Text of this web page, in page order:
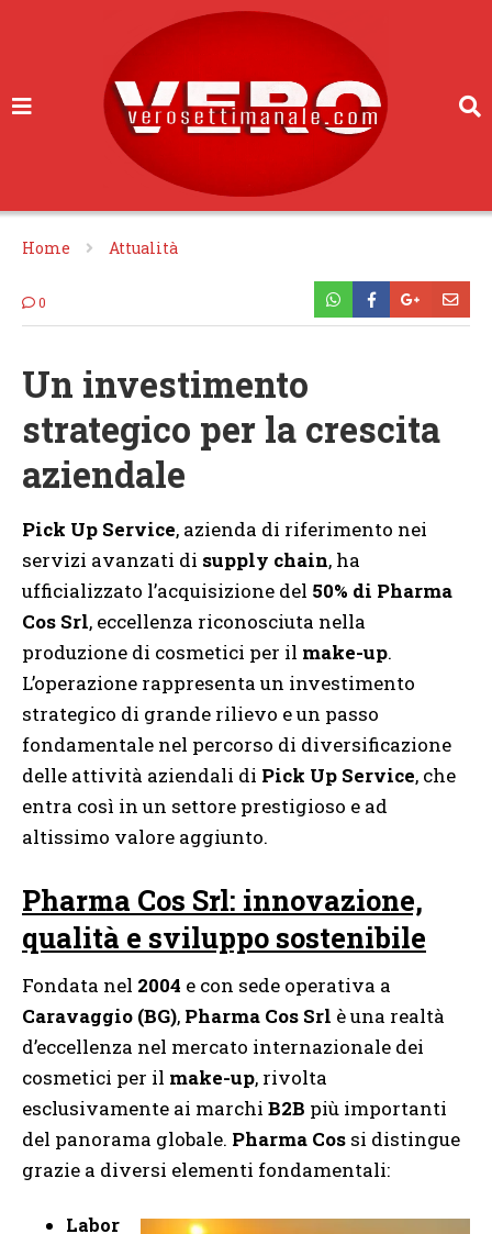
Home Attualità
0
Un investimento
strategico per la crescita
aziendale
Pick Up Service, azienda di riferimento nei
servizi avanzati di supply chain, ha
ufficializzato l’acquisizione del 50% di Pharma
Cos Srl, eccellenza riconosciuta nella
produzione di cosmetici per il make-up.
L’operazione rappresenta un investimento
strategico di grande rilievo e un passo
fondamentale nel percorso di diversificazione
delle attività aziendali di Pick Up Service, che
entra così in un settore prestigioso e ad
altissimo valore aggiunto.
Pharma Cos Srl: innovazione,
qualità e sviluppo sostenibile
Fondata nel 2004 e con sede operativa a
Caravaggio (BG), Pharma Cos Srl è una realtà
d’eccellenza nel mercato internazionale dei
cosmetici per il make-up, rivolta
esclusivamente ai marchi B2B più importanti
del panorama globale. Pharma Cos si distingue
grazie a diversi elementi fondamentali:
Labor